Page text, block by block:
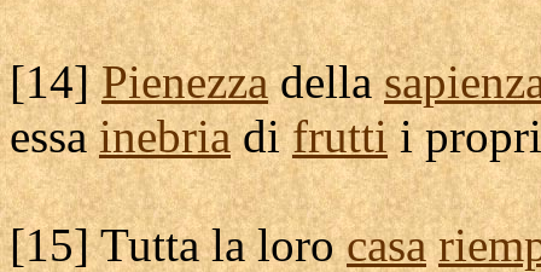
[14]Pienezzadella
essainebriadifruttii
[15] Tutta la lorocasa